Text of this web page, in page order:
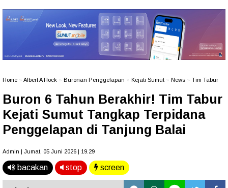
Home Albert A Hock Buronan Penggelapan Kejati Sumut News Tim Tabur
Buron 6 Tahun Berakhir! Tim Tabur
Kejati Sumut Tangkap Terpidana
Penggelapan di Tanjung Balai
Admin | Jumat, 05 Juni 2026 | 19.29
bacakan stop screen